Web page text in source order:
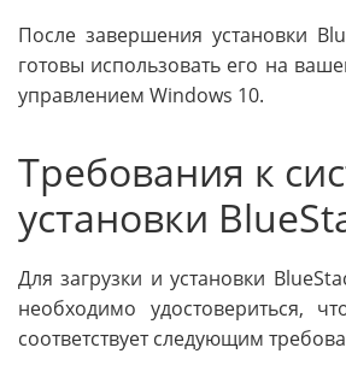
После завершения установки
готовы использовать его на
управлением Windows 10.
Требования к
установки
Для загрузки и установки
необходимо удостовериться,
соответствует следующим